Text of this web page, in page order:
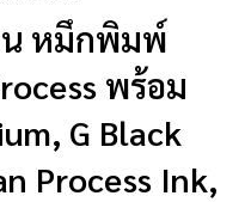
น หมึกพิมพ์
พร้อม
G Black
Process Ink,